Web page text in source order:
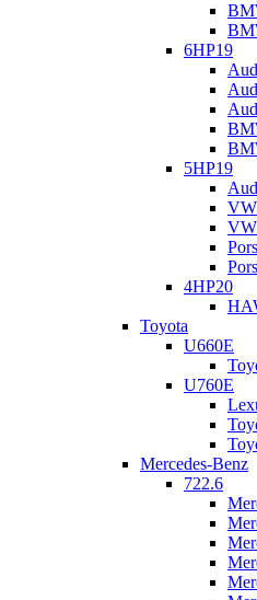
6HP19
5HP19
VW
VW
4HP20
Toyota
U660E
U760E
Mercedes-Benz
722.6